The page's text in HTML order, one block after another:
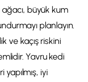
büyük kum
planlayın.
ve kaçış riskini
Yavru kedi
yapılmış, iyi